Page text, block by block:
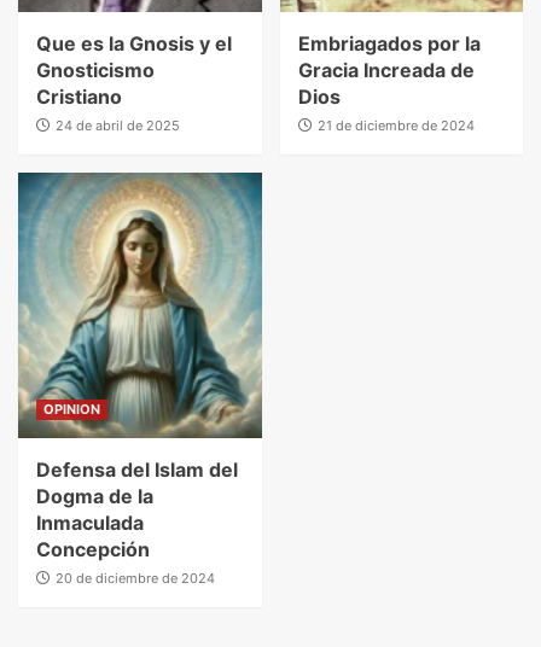
Que es la Gnosis y el
Gnosticismo
Cristiano
24 de abril de 2025
Embriagados por la
Gracia Increada de
Dios
21 de diciembre de 2024
OPINION
Defensa del Islam del
Dogma de la
Inmaculada
Concepción
20 de diciembre de 2024